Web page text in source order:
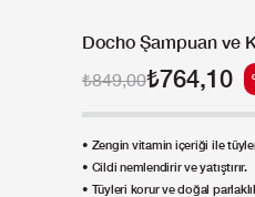
₺764,10
₺849,00
• Zengin vitamin içeriği ile
• Cildi nemlendirir ve yatıştırır.
• Tüyleri korur ve doğal